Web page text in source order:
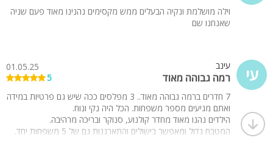
וילה מושלמת ונקיה הבעלים ממש מקסימים נהנינו מאוד פעם שניה
שאנחנו שם
עי עינב
רמה גבוהה מאוד
01.05.25
5
7 חדרים ברמה גבוהה מאוד.. 3 מפלסים ככה שיש גם פרטיות במידה
ואתם מגיעים מספר משפחות. הכל היה נקי ונוח.
הילדים נהנו מאוד מחדר קולנוע, סנוקר ובריכה מרהיבה.
המטבח גדול ומאפשר בישולים והתארגנות גם של 5 משפחות יחד.